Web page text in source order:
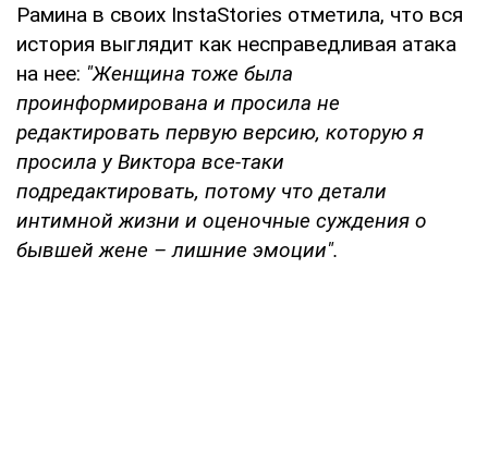
Рамина в своих InstaStories отметила, что вся
история выглядит как несправедливая атака
на нее: "Женщина тоже была
проинформирована и просила не
редактировать первую версию, которую я
просила у Виктора все-таки
подредактировать, потому что детали
интимной жизни и оценочные суждения о
бывшей жене – лишние эмоции".